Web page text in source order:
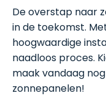
De overstap naar
in de toekomst.
hoogwaardige
naadloos proces.
maak vandaag
zonnepanelen!